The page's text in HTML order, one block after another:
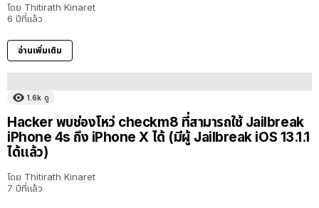
โดย Thitirath Kinaret
6 ปีที่แล้ว
อ่านเพิ่มเติม
1.6k ดู
Hacker พบช่องโหว่ checkm8 ที่สามารถใช้ Jailbreak
iPhone 4s ถึง iPhone X ได้ (มีผู้ Jailbreak iOS 13.1.1
ได้แล้ว)
โดย Thitirath Kinaret
7 ปีที่แล้ว